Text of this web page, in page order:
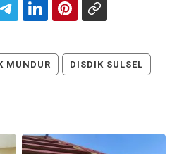
MUNDUR DISDIK SULSEL